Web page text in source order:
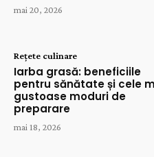
mai 20, 2026
Rețete culinare
Iarba grasă: beneficiile
pentru sănătate și cele
gustoase moduri de
preparare
mai 18, 2026